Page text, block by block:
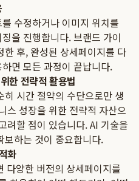
수정하거나 이미지 위치를
을 진행합니다. 브랜드 가이
후, 완성된 상세페이지를 다
면 모든 과정이 끝납니다.
한 전략적 활용법
히 시간 절약의 수단으로만 생
스 성장을 위한 전략적 자산으
려할 점이 있습니다. AI 기술을
보하는 것이 중요합니다.
화
다양한 버전의 상세페이지를